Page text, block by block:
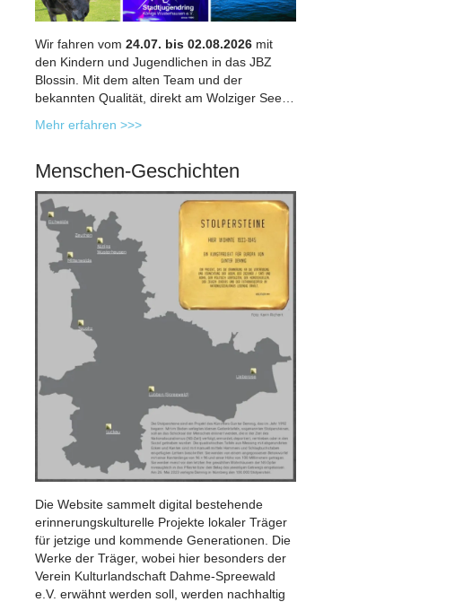
Wir fahren vom24.07. bis 02.08.2026 mit
den Kindern und Jugendlichen in das JBZ
Blossin. Mit dem alten Team und der
bekannten Qualität, direkt am Wolziger See…
Mehr erfahren >>>
Menschen-Geschichten
Die Website sammelt digital bestehende
erinnerungskulturelle Projekte lokaler Träger
für jetzige und kommende Generationen. Die
Werke der Träger, wobei hier besonders der
Verein Kulturlandschaft Dahme-Spreewald
e.V. erwähnt werden soll, werden nachhaltig